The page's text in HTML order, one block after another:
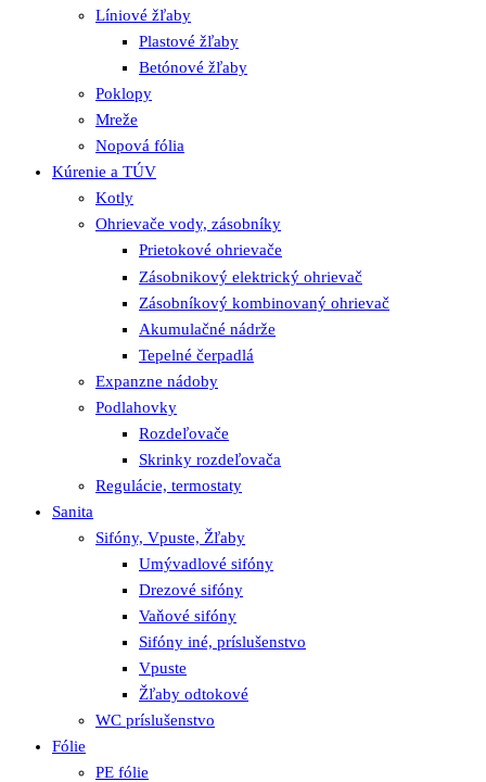
Líniové žľaby
Plastové žľaby
Betónové žľaby
Poklopy
Mreže
Nopová fólia
Kúrenie a TÚV
Kotly
Ohrievače vody, zásobníky
Prietokové ohrievače
Zásobnikový elektrický ohrievač
Zásobníkový kombinovaný ohrievač
Akumulačné nádrže
Tepelné čerpadlá
Expanzne nádoby
Podlahovky
Rozdeľovače
Skrinky rozdeľovača
Regulácie, termostaty
Sanita
Sifóny, Vpuste, Žľaby
Umývadlové sifóny
Drezové sifóny
Vaňové sifóny
Sifóny iné, príslušenstvo
Vpuste
Žľaby odtokové
WC príslušenstvo
Fólie
PE fólie